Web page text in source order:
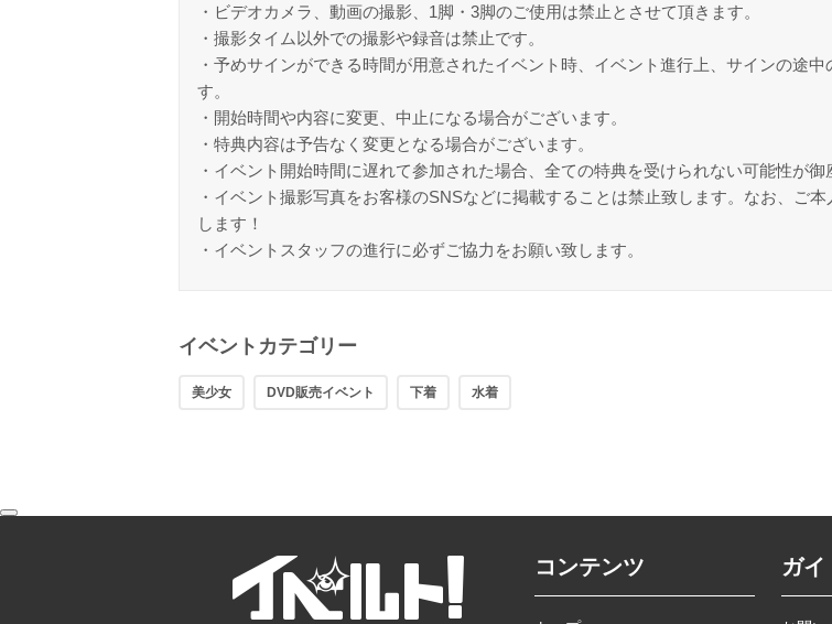
・ビデオカメラ、動画の撮影、1脚・3脚のご使用は禁止とさせて頂きます。
・撮影タイム以外での撮影や録音は禁止です。
・予めサインができる時間が用意されたイベント時、イベント進行上、サインの途
す。
・開始時間や内容に変更、中止になる場合がございます。
・特典内容は予告なく変更となる場合がございます。
・イベント開始時間に遅れて参加された場合、全ての特典を受けられない可能性が
・イベント撮影写真をお客様のSNSなどに掲載することは禁止致します。なお、ご
します！
・イベントスタッフの進行に必ずご協力をお願い致します。
イベントカテゴリー
美少女 DVD販売イベント 下着 水着
コンテンツ ガイ